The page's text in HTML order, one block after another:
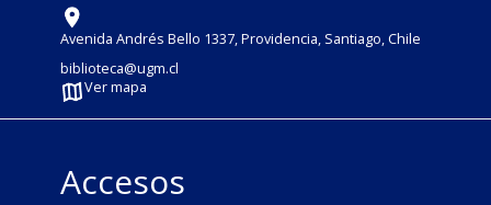
Avenida Andrés Bello 1337, Providencia, Santiago, Chile
biblioteca@ugm.cl
Ver mapa
Accesos